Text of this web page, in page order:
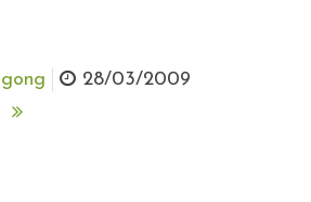
gong 28/03/2009